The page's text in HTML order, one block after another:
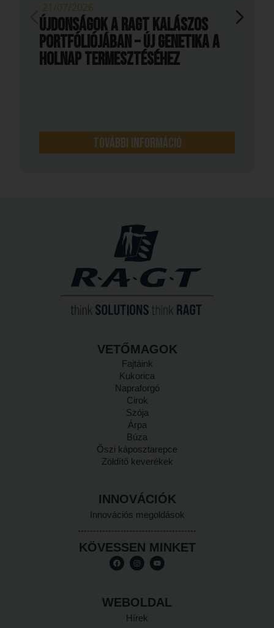
21/07/2026
Újdonságok a RAGT kalászos
portfóliójában – új genetika a
holnap termesztéséhez
További információ
VETŐMAGOK
Fajtáink
Kukorica
Napraforgó
Cirok
Szója
Árpa
Búza
Őszi káposztarepce
Zöldítő keverékek
INNOVÁCIÓK
Innovációs megoldások
KÖVESSEN MINKET
WEBOLDAL
Hírek